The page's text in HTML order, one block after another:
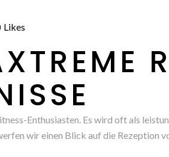
Likes
Enthusiasten. Es wird oft als
wir einen Blick auf die Rezeption